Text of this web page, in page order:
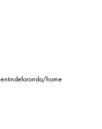
home